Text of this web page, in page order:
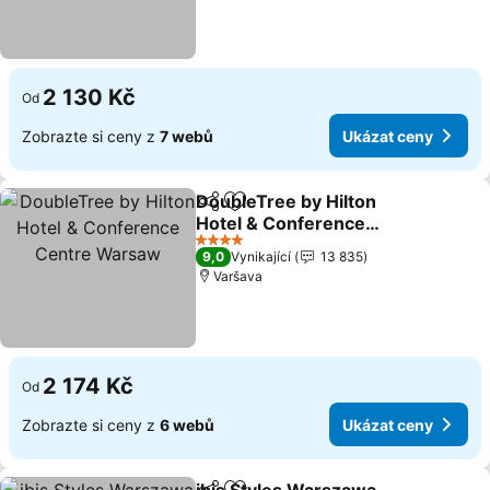
Od 2 130 Kč
Zobrazte si ceny z 7 webů Ukázat ceny
SdíletPřidat na seznam oblíbených
DoubleTree by Hilton
Hotel & Conference
Centre Warsaw
Ukázat ceny
4 Počet hvězdiček
9,0 Vynikající
13 835
Varšava
Od 2 174 Kč
Zobrazte si ceny z 6 webů Ukázat ceny